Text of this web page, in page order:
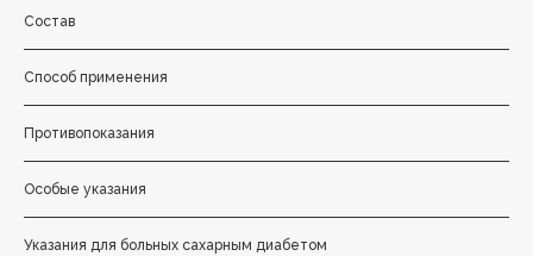
Состав
Способ применения
Противопоказания
Особые указания
Указания для больных сахарным диабетом